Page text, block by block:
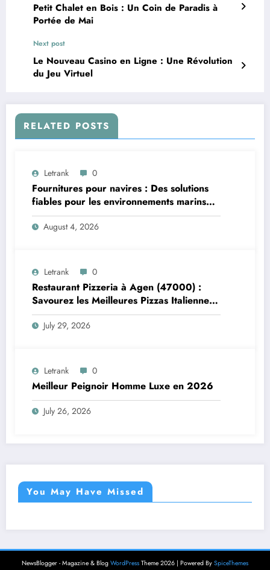
Petit Chalet en Bois : Un Coin de Paradis à
Portée de Mai
Next post
Le Nouveau Casino en Ligne : Une Révolution
du Jeu Virtuel
RELATED POSTS
Letrank 0
Fournitures pour navires : Des solutions
fiables pour les environnements marins
exigeants
August 4, 2026
Letrank 0
Restaurant Pizzeria à Agen (47000) :
Savourez les Meilleures Pizzas Italiennes
chez Trattoria Pasta Pizza Brax
July 29, 2026
Letrank 0
Meilleur Peignoir Homme Luxe en 2026
July 26, 2026
You May Have Missed
NewsBlogger - Magazine & Blog WordPress Theme 2026 | Powered By SpiceThemes